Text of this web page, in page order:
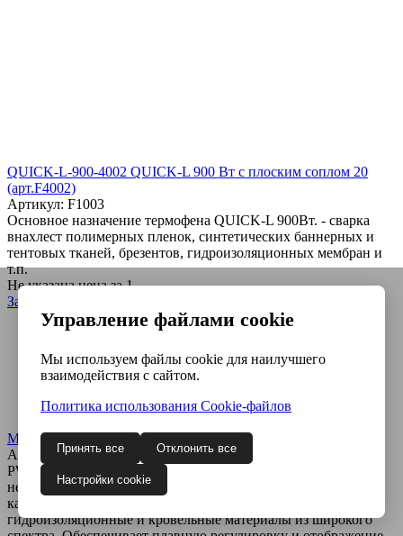
Управление файлами cookie
Мы используем файлы cookie для наилучшего
взаимодействия с сайтом.
Политика использования Сookie-файлов
Принять все Отклонить все
Настройки cookie
QUICK-L-900-4002 QUICK-L 900 Вт с плоским соплом 20
(арт.F4002)
Артикул: F1003
Основное назначение термофена QUICK-L 900Вт. - сварка
внахлест полимерных пленок, синтетических баннерных и
тентовых тканей, брезентов, гидроизоляционных мембран и
т.п.
Не указана ценаза 1
Запросить цену
Многофункциональный ручной термофен PWT 2000
Артикул: PWT-Hotline L
PWT 2000 - это многофункциональный ручной термофен,
незаменимое в промышленности устройство, способное
качественно сваривать полимерные ткани,
гидроизоляционные и кровельные материалы из широкого